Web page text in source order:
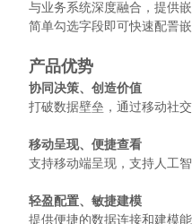
与业务系统深度融合，提供
简单勾选字段即可快速配詈
产品优势
协同决策、创造价值
打破数据壁垒，通过移动社
移动呈现、便捷查看
支持移动端呈现，支持人工
轻盈配置、敏捷建模
提供便捷的数据连接和建模